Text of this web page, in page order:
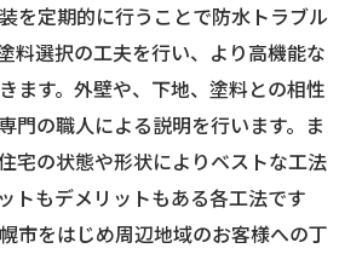
を定期的に行うことで防水トラブル
料選択の工夫を行い、より高機能な
ます。外壁や、下地、塗料との相性
門の職人による説明を行います。ま
宅の状態や形状によりベストな工法
トもデメリットもある各工法です
市をはじめ周辺地域のお客様への丁